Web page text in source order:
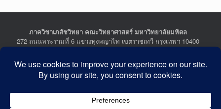
ภาควิชาเภสัชวิทยา คณะวิทยาศาสตร์ มหาวิทยาลัยมหิดล
272 ถนนพระรามที่ 6 แขวงทุ่งพญาไท เขตราชเทวี กรุงเทพฯ 10400
Department of Pharmacology, Faculty of Science, Mahidol
University
272 Rama VI Road, Ratchathewi District, Bangkok 10400
Tel : +662-201-5641-2, Fax : +662-354-7157